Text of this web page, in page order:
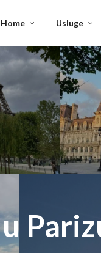
Home Usluge